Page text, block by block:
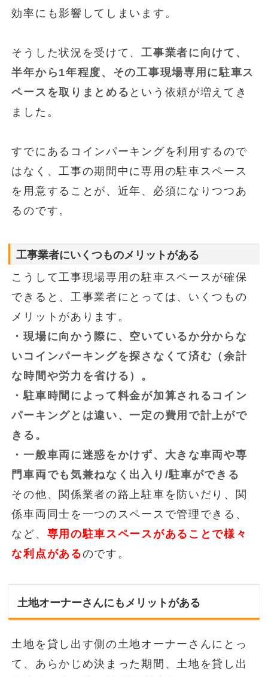
効率にも影響してしまいます。
そうした状況を受けて、工事業者に向けて、
半年から1年程度、その工事現場専用に駐車ス
ペースを取りまとめる という依頼が増えてき
ました。
すでにあるコインパーキングを利用するので
はなく、工事の期間中に専用の駐車スペース
を用意することが、近年、必須になりつつあ
るのです。
工事業者にいくつものメリットがある
こうして工事現場専用の駐車スペースが確保
できると、工事業者にとっては、いくつもの
メリットがあります。
・現場に向かう際に、空いているか分からな
いコインパーキングを探さなくて済む（余計
な時間や労力を省ける）。
・駐車時間によって料金が加算されるコイン
パーキングとは違い、一定の費用で計上がで
きる。
・一般車両に迷惑をかけず、大きな車両や専
門車両でも気兼ねなく出入り/駐車ができる
その他、関係業者の路上駐車を防いだり、関
係車両同士を一つのスペースで管理できる、
など、 専用の駐車スペースがあることで様々
な利点があるのです。
土地オーナーさんにもメリットがある
土地を貸し出す側の土地オーナーさんにとっ
て、あらかじめ決まった期間、土地を貸し出